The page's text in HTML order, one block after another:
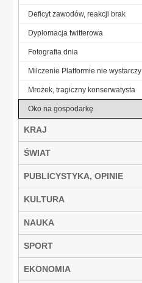
Deficyt zawodów, reakcji brak
Dyplomacja twitterowa
Fotografia dnia
Milczenie Platformie nie wystarczy
Mrożek, tragiczny konserwatysta
Oko na gospodarkę
KRAJ
ŚWIAT
PUBLICYSTYKA, OPINIE
KULTURA
NAUKA
SPORT
EKONOMIA